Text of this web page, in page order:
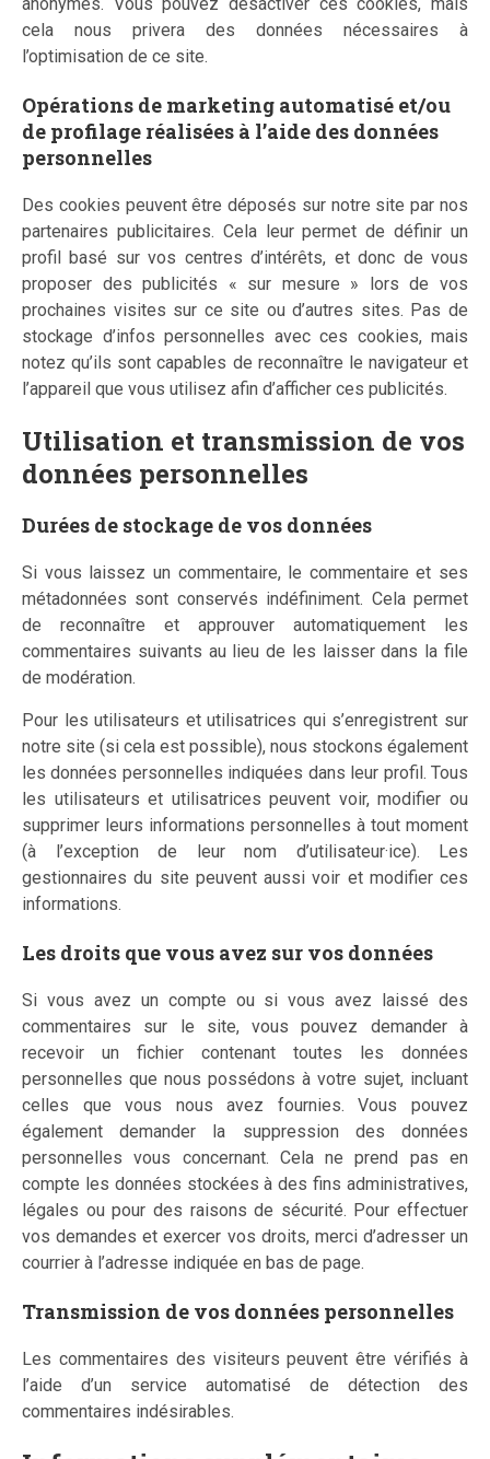
cela nous privera des données nécessaires à
l’optimisation de ce site.
Opérations de marketing automatisé et/ou
de profilage réalisées à l’aide des données
personnelles
Des cookies peuvent être déposés sur notre site par nos
partenaires publicitaires. Cela leur permet de définir un
profil basé sur vos centres d’intérêts, et donc de vous
proposer des publicités « sur mesure » lors de vos
prochaines visites sur ce site ou d’autres sites. Pas de
stockage d’infos personnelles avec ces cookies, mais
notez qu’ils sont capables de reconnaître le navigateur et
l’appareil que vous utilisez afin d’afficher ces publicités.
Utilisation et transmission de vos
données personnelles
Durées de stockage de vos données
Si vous laissez un commentaire, le commentaire et ses
métadonnées sont conservés indéfiniment. Cela permet
de reconnaître et approuver automatiquement les
commentaires suivants au lieu de les laisser dans la file
de modération.
Pour les utilisateurs et utilisatrices qui s’enregistrent sur
notre site (si cela est possible), nous stockons également
les données personnelles indiquées dans leur profil. Tous
les utilisateurs et utilisatrices peuvent voir, modifier ou
supprimer leurs informations personnelles à tout moment
(à l’exception de leur nom d’utilisateur·ice). Les
gestionnaires du site peuvent aussi voir et modifier ces
informations.
Les droits que vous avez sur vos données
Si vous avez un compte ou si vous avez laissé des
commentaires sur le site, vous pouvez demander à
recevoir un fichier contenant toutes les données
personnelles que nous possédons à votre sujet, incluant
celles que vous nous avez fournies. Vous pouvez
également demander la suppression des données
personnelles vous concernant. Cela ne prend pas en
compte les données stockées à des fins administratives,
légales ou pour des raisons de sécurité. Pour effectuer
vos demandes et exercer vos droits, merci d’adresser un
courrier à l’adresse indiquée en bas de page.
Transmission de vos données personnelles
Les commentaires des visiteurs peuvent être vérifiés à
l’aide d’un service automatisé de détection des
commentaires indésirables.